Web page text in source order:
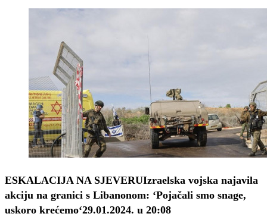
ESKALACIJA NA SJEVERUIzraelska vojska najavila
akciju na granici s Libanonom: ‘Pojačali smo snage,
uskoro krećemo‘29.01.2024. u 20:08